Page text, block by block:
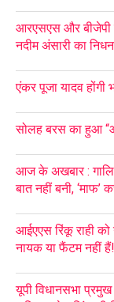
आरएसएस और बीजेपी
नदीम अंसारी का
एंकर पूजा यादव होंगी
सोलह बरस का हुआ
आज के अखबार :
बात नहीं बनी, ‘माफ’
आईएएस रिंकू राही
नायक या फैंटम नहीं हैं!
यूपी विधानसभा